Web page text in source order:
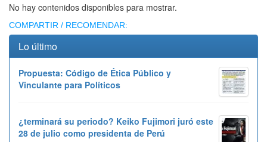
No hay contenidos disponibles para mostrar.
COMPARTIR / RECOMENDAR:
Lo último
Propuesta: Código de Ética Público y
Vinculante para Políticos
¿terminará su periodo? Keiko Fujimori juró este
28 de julio como presidenta de Perú